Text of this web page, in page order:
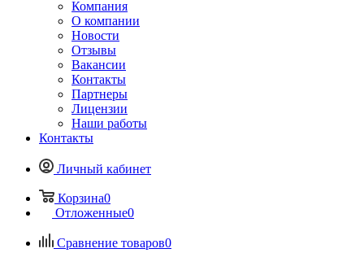
Компания
О компании
Новости
Отзывы
Вакансии
Контакты
Партнеры
Лицензии
Наши работы
Контакты
Личный кабинет
Корзина0
Отложенные0
Сравнение товаров0